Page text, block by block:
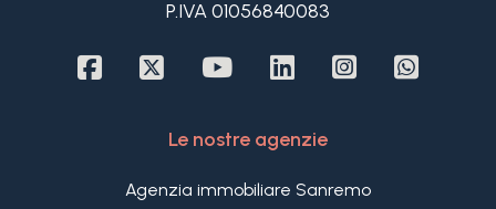
indipendente dal giardino, disimpegno, ripostiglio e
Il cortile di circa 300 m2 circonda la Villa in vendita
per una terza macchina, attualmente adibito a
deposito.
P.IVA 01056840083
Le nostre agenzie
Agenzia immobiliare Sanremo